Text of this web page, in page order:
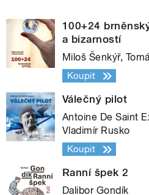
100+24
a bizarností
Miloš Šenkýř,
Koupit
Válečný pilot
Antoine De Saint
Vladimír Rusko
Koupit
Ranní špek 2
Dalibor Gondík